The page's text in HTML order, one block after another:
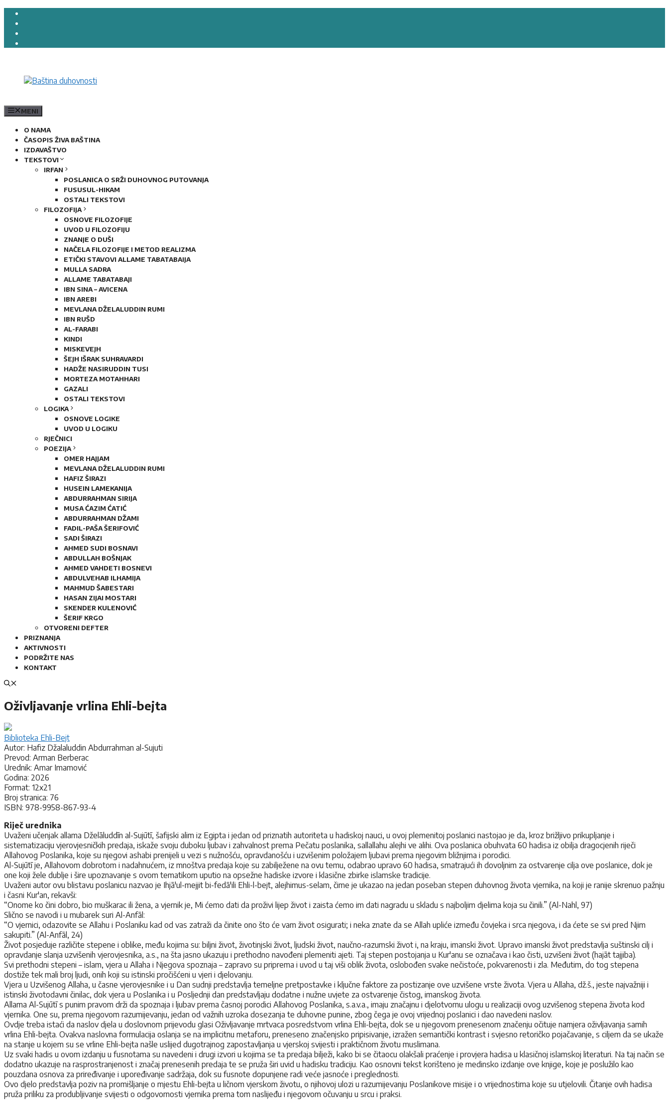
Preskoči
sadržaj
MENI
O NAMA
ČASOPIS ŽIVA BAŠTINA
IZDAVAŠTVO
TEKSTOVI
IRFAN
POSLANICA O SRŽI DUHOVNOG PUTOVANJA
FUSUSUL-HIKAM
OSTALI TEKSTOVI
FILOZOFIJA
OSNOVE FILOZOFIJE
UVOD U FILOZOFIJU
ZNANJE O DUŠI
NAČELA FILOZOFIJE I METOD REALIZMA
ETIČKI STAVOVI ALLAME TABATABAIJA
MULLA SADRA
ALLAME TABATABAJI
IBN SINA – AVICENA
IBN AREBI
MEVLANA DŽELALUDDIN RUMI
IBN RUŠD
AL-FARABI
KINDI
MISKEVEJH
ŠEJH IŠRAK SUHRAVARDI
HADŽE NASIRUDDIN TUSI
MORTEZA MOTAHHARI
GAZALI
OSTALI TEKSTOVI
LOGIKA
OSNOVE LOGIKE
UVOD U LOGIKU
RJEČNICI
POEZIJA
OMER HAJJAM
MEVLANA DŽELALUDDIN RUMI
HAFIZ ŠIRAZI
HUSEIN LAMEKANIJA
ABDURRAHMAN SIRIJA
MUSA ĆAZIM ĆATIĆ
ABDURRAHMAN DŽAMI
FADIL-PAŠA ŠERIFOVIĆ
SADI ŠIRAZI
AHMED SUDI BOSNAVI
ABDULLAH BOŠNJAK
AHMED VAHDETI BOSNEVI
ABDULVEHAB ILHAMIJA
MAHMUD ŠABESTARI
HASAN ZIJAI MOSTARI
SKENDER KULENOVIĆ
ŠERIF KRGO
OTVORENI DEFTER
PRIZNANJA
AKTIVNOSTI
PODRŽITE NAS
KONTAKT
Oživljavanje vrlina Ehli-bejta
Biblioteka Ehli-Bejt
Autor: Hafiz Džalaluddin Abdurrahman al-Sujuti
Prevod: Arman Berberac
Urednik: Amar Imamović
Godina: 2026
Format: 12x21
Broj stranica: 76
ISBN: 978-9958-867-93-4
Riječ urednika
Uvaženi učenjak allama Dželāluddīn al-Sujūtī, šafijski alim iz Egipta i jedan od priznatih autoriteta u hadiskoj nauci, u ovoj plemenitoj poslanici nastojao je da, kroz brižljivo prikupljanje i
sistematizaciju vjerovjesničkih predaja, iskaže svoju duboku ljubav i zahvalnost prema Pečatu poslanika, sallallahu alejhi ve alihi. Ova poslanica obuhvata 60 hadisa iz obilja dragocjenih riječi
Allahovog Poslanika, koje su njegovi ashabi prenijeli u vezi s nužnošću, opravdanošću i uzvišenim položajem ljubavi prema njegovim bližnjima i porodici.
Al-Sujūtī je, Allahovom dobrotom i nadahnućem, iz mnoštva predaja koje su zabilježene na ovu temu, odabrao upravo 60 hadisa, smatrajući ih dovoljnim za ostvarenje cilja ove poslanice, dok je
one koji žele dublje i šire upoznavanje s ovom tematikom uputio na opsežne hadiske izvore i klasične zbirke islamske tradicije.
Uvaženi autor ovu blistavu poslanicu nazvao je Ihjā'ul-mejjit bi-fedā'ili Ehli-l-bejt, alejhimus-selam, čime je ukazao na jedan poseban stepen duhovnog života vjernika, na koji je ranije skrenuo pažnju
i časni Kur'an, rekavši:
“Onome ko čini dobro, bio muškarac ili žena, a vjernik je, Mi ćemo dati da proživi lijep život i zaista ćemo im dati nagradu u skladu s najboljim djelima koja su činili.” (Al-Nahl, 97)
Slično se navodi i u mubarek suri Al-Anfāl:
“O vjernici, odazovite se Allahu i Poslaniku kad od vas zatraži da činite ono što će vam život osigurati; i neka znate da se Allah upliće između čovjeka i srca njegova, i da ćete se svi pred Njim
sakupiti.” (Al-Anfāl, 24)
Život posjeduje različite stepene i oblike, među kojima su: biljni život, životinjski život, ljudski život, naučno-razumski život i, na kraju, imanski život. Upravo imanski život predstavlja suštinski cilj i
opravdanje slanja uzvišenih vjerovjesnika, a.s., na šta jasno ukazuju i prethodno navođeni plemeniti ajeti. Taj stepen postojanja u Kur'anu se označava i kao čisti, uzvišeni život (hajāt tajjiba).
Svi prethodni stepeni – islam, vjera u Allaha i Njegova spoznaja – zapravo su priprema i uvod u taj viši oblik života, oslobođen svake nečistoće, pokvarenosti i zla. Međutim, do tog stepena
dostiže tek mali broj ljudi, onih koji su istinski pročišćeni u vjeri i djelovanju.
Vjera u Uzvišenog Allaha, u časne vjerovjesnike i u Dan sudnji predstavlja temeljne pretpostavke i ključne faktore za postizanje ove uzvišene vrste života. Vjera u Allaha, dž.š., jeste najvažniji i
istinski životodavni činilac, dok vjera u Poslanika i u Posljednji dan predstavljaju dodatne i nužne uvjete za ostvarenje čistog, imanskog života.
Allama Al-Sujūtī s punim pravom drži da spoznaja i ljubav prema časnoj porodici Allahovog Poslanika, s.a.v.a., imaju značajnu i djelotvornu ulogu u realizaciji ovog uzvišenog stepena života kod
vjernika. One su, prema njegovom razumijevanju, jedan od važnih uzroka dosezanja te duhovne punine, zbog čega je ovoj vrijednoj poslanici i dao navedeni naslov.
Ovdje treba istaći da naslov djela u doslovnom prijevodu glasi Oživljavanje mrtvaca posredstvom vrlina Ehli-bejta, dok se u njegovom prenesenom značenju očituje namjera oživljavanja samih
vrlina Ehli-bejta. Ovakva naslovna formulacija oslanja se na implicitnu metaforu, preneseno značenjsko pripisivanje, izražen semantički kontrast i svjesno retoričko pojačavanje, s ciljem da se ukaže
na stanje u kojem su se vrline Ehli-bejta našle uslijed dugotrajnog zapostavljanja u vjerskoj svijesti i praktičnom životu muslimana.
Uz svaki hadis u ovom izdanju u fusnotama su navedeni i drugi izvori u kojima se ta predaja bilježi, kako bi se čitaocu olakšali praćenje i provjera hadisa u klasičnoj islamskoj literaturi. Na taj način se
dodatno ukazuje na rasprostranjenost i značaj prenesenih predaja te se pruža širi uvid u hadisku tradiciju. Kao osnovni tekst korišteno je medinsko izdanje ove knjige, koje je poslužilo kao
pouzdana osnova za priređivanje i upoređivanje sadržaja, dok su fusnote dopunjene radi veće jasnoće i preglednosti.
Ovo djelo predstavlja poziv na promišljanje o mjestu Ehli-bejta u ličnom vjerskom životu, o njihovoj ulozi u razumijevanju Poslanikove misije i o vrijednostima koje su utjelovili. Čitanje ovih hadisa
pruža priliku za produbljivanje svijesti o odgovornosti vjernika prema tom naslijeđu i njegovom očuvanju u srcu i praksi.